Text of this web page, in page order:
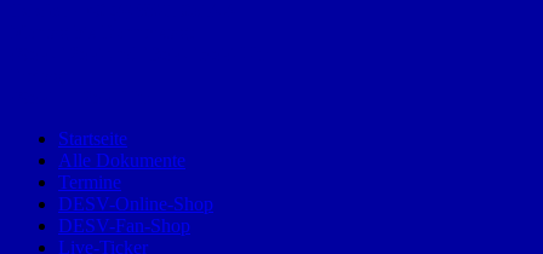
Startseite
Alle Dokumente
Termine
DESV-Online-Shop
DESV-Fan-Shop
Live-Ticker